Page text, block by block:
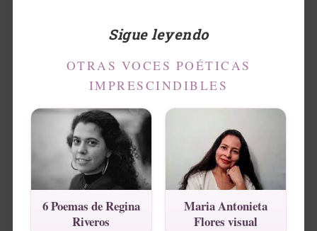
Sigue leyendo
OTRAS VOCES POÉTICAS
IMPRESCINDIBLES
6 Poemas de Regina
Riveros
Maria Antonieta
Flores visual